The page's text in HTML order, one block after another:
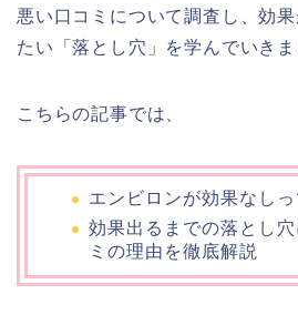
悪い口コミについて調査し、効
たい「落とし穴」を学んでいきま
こちらの記事では、
エンビロンが効果なしっ
効果出るまでの落とし
ミの理由を徹底解説